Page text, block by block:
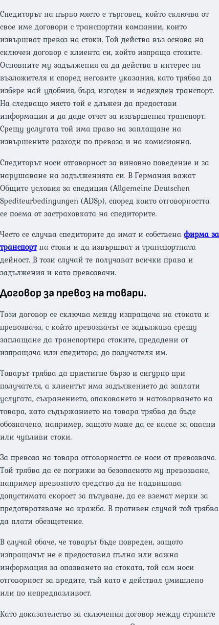
Спедиторът на първо място е търговец, който сключва от
свое име договори с транспортни компании, които
извършват превоз на стоки. Той действа въз основа на
сключен договор с клиента си, който изпраща стоките.
Основните му задължения са да действа в интерес на
възложителя и според неговите указания, като трябва да
избере най-удобния, бърз, изгоден и надежден транспорт.
На следващо място той е длъжен да предостави
информация и да даде отчет за извършения транспорт.
Срещу услугата той има право на заплащане на
извършените разходи по превоза и на комисионна.
Спедиторът носи отговорност за виновно поведение и за
нарушаване на задълженията си. В Германия важат
Общите условия за спедиция (Allgemeine Deutschen
Spediteurbedingungen (ADSp), според които отговорността
се поема от застраховката на спедиторите.
Често се случва спедиторите да имат и собствена фирма за
транспортна стоки и да извършват и транспортната
дейност. В този случай те получават всички права и
задължения и като превозвачи.
Договор за превоз на товари.
Този договор се сключва между изпращача на стоката и
превозвача, с който превозвачът се задължава срещу
заплащане да транспортира стоките, предадени от
изпращача или спедитора, до получателя им.
Товарът трябва да пристигне бързо и сигурно при
получателя, а клиентът има задължението да заплати
услугата, съхранението, опаковането и натоварването на
товара, като съдържанието на товара трябва да бъде
обозначено, например, защото може да се касае за опасни
или чупливи стоки.
За превоза на товара отговорността се носи от превозвача.
Той трябва да се погрижи за безопасното му превозване,
например превозното средство да не надвишава
допустимата скорост за пътуване, да се вземат мерки за
предотвратяване на кражба. В противен случай той трябва
да плати обезщетение.
В случай обаче, че товарът бъде повреден, защото
изпращачът не е предоставил пълна или важна
информация за опазването на стоката, той сам носи
отговорност за вредите, тъй като е действал умишлено
или по непредпазливост.
Като доказателство за сключения договор между страните